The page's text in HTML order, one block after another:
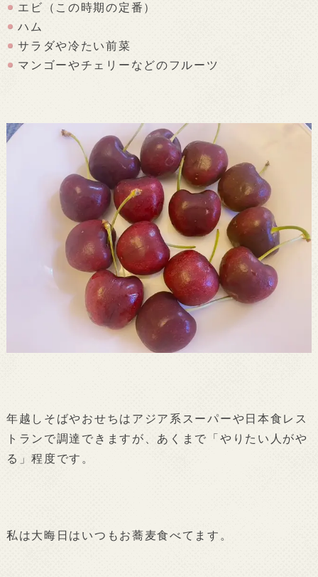
エビ（この時期の定番）
ハム
サラダや冷たい前菜
マンゴーやチェリーなどのフルーツ
年越しそばやおせちはアジア系スーパーや日本食レス
トランで調達できますが、あくまで「やりたい人がや
る」程度です。
私は大晦日はいつもお蕎麦食べてます。